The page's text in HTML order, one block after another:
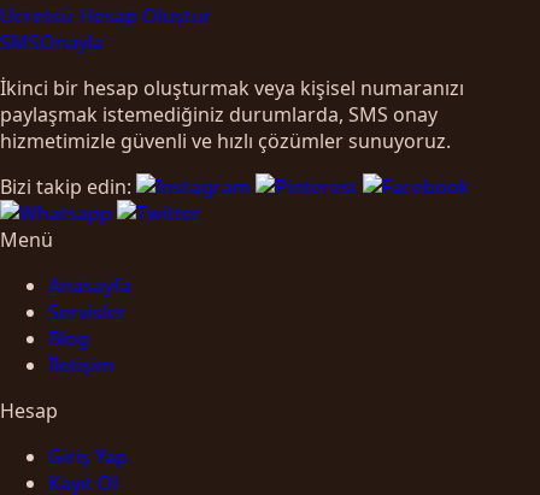
Ücretsiz Hesap Oluştur
SMSOnayla
İkinci bir hesap oluşturmak veya kişisel numaranızı
paylaşmak istemediğiniz durumlarda, SMS onay
hizmetimizle güvenli ve hızlı çözümler sunuyoruz.
Bizi takip edin:
Menü
Anasayfa
Servisler
Blog
İletişim
Hesap
Giriş Yap
Kayıt Ol